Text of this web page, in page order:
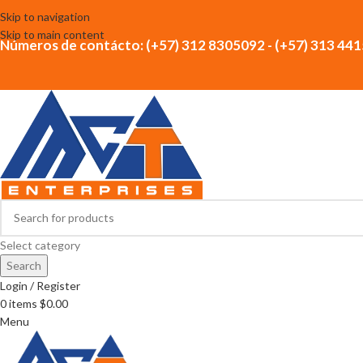
Skip to navigation
Skip to main content
Números de contácto: (+57) 312 8305092 - (+57) 313
Select category
Search
Login / Register
0items $0.00
Menu